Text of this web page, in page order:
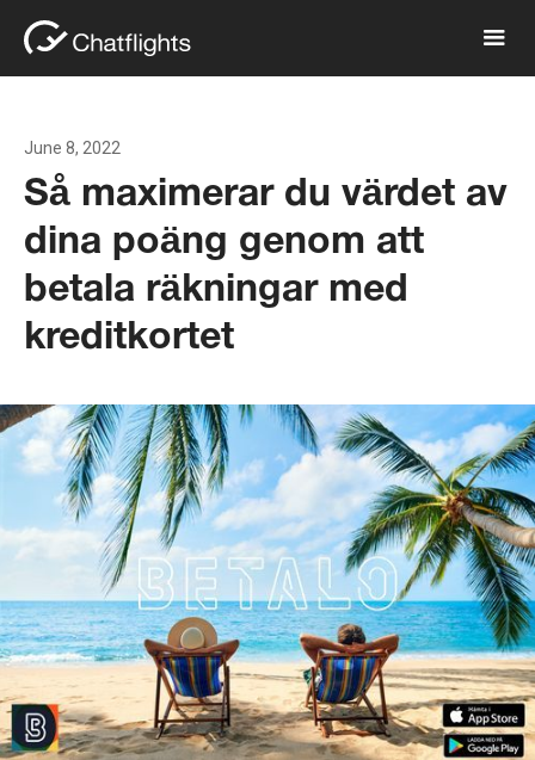
June 8, 2022
Så maximerar du värdet av
dina poäng genom att
betala räkningar med
kreditkortet